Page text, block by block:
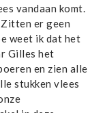
vandaan komt.
er geen
weet ik dat het
Gilles het
en zien alle
stukken vlees